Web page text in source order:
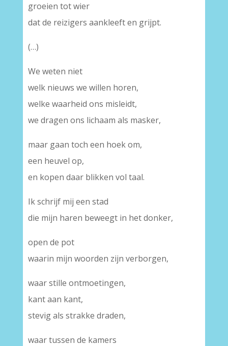
groeien tot wier
dat de reizigers aankleeft en grijpt.
(…)
We weten niet
welk nieuws we willen horen,
welke waarheid ons misleidt,
we dragen ons lichaam als masker,
maar gaan toch een hoek om,
een heuvel op,
en kopen daar blikken vol taal.
Ik schrijf mij een stad
die mijn haren beweegt in het donker,
open de pot
waarin mijn woorden zijn verborgen,
waar stille ontmoetingen,
kant aan kant,
stevig als strakke draden,
waar tussen de kamers